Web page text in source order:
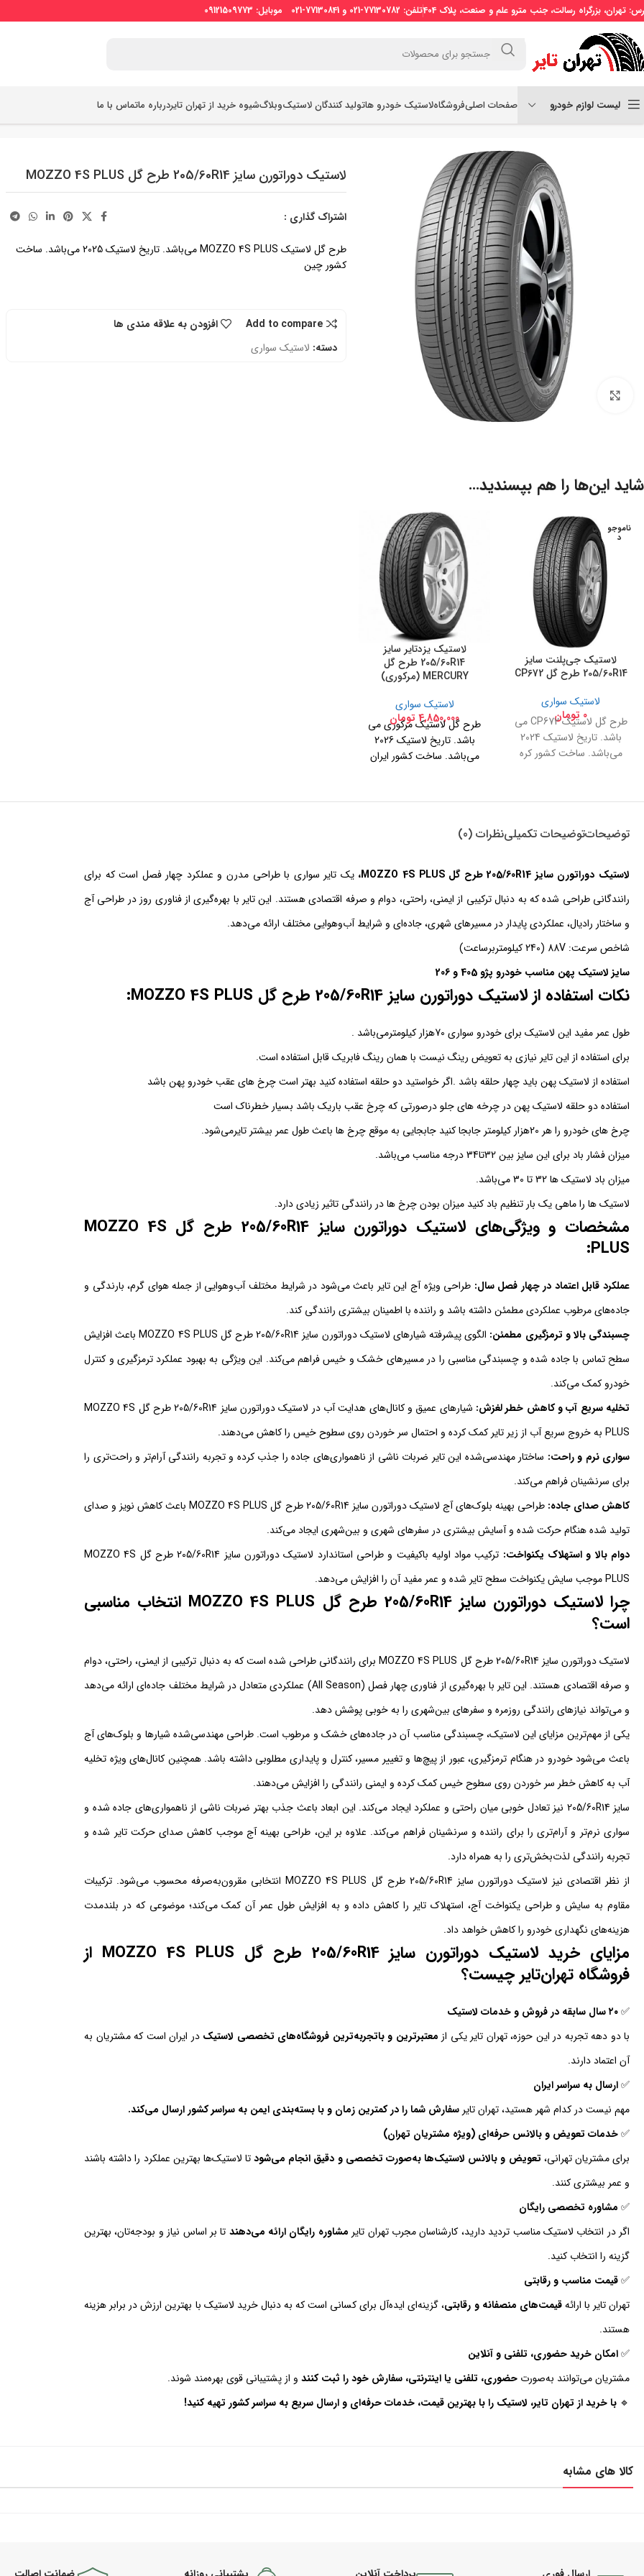
تهران، بزرگراه رسالت، جنب مترو علم و صنعت، پلاک 404 تلفن: 77130782-021 و 77130841-021 موبایل: 09121509773
لیست لوازم خودرو صفحات اصلیفروشگاهلاستیک خودرو هاتولید کنندگان لاستیکوبلاگشیوه خرید از تهران تایردرباره ماتماس با ما
خانه لاستیک سواری لاستیک دوراتورن سایز 205/60R14 طرح گل MOZZO 4S PLUS
برای بزرگنمایی کلیک کنید
لاستیک دوراتورن سایز 205/60R14 طرح گل MOZZO 4S PLUS
اشتراک گذاری :
طرح گل لاستیک MOZZO 4S PLUS می‌باشد. تاریخ لاستیک 2025 می‌باشد. ساخت
کشور چین
Add to compare
افزودن به علاقه مندی ها
دسته: لاستیک سواری
شاید این‌ها را هم بپسندید…
ناموجو
د
لاستیک جی‌پلنت سایز
205/60R14 طرح گل CP672
لاستیک سواری
0 تومان
طرح گل لاستیک CP672 می
باشد. تاریخ لاستیک 2024
می‌باشد. ساخت کشور کره
لاستیک یزدتایر سایز
205/60R14 طرح گل
MERCURY (مرکوری)
لاستیک سواری
4,850,000 تومان
طرح گل لاستیک مرکوری می
باشد. تاریخ لاستیک 2026
می‌باشد. ساخت کشور ایران
توضیحاتتوضیحات تکمیلینظرات (0)
لاستیک دوراتورن سایز 205/60R14 طرح گل MOZZO 4S PLUS،
یک تایر سواری با طراحی مدرن و عملکرد چهار فصل است که برای
رانندگانی طراحی شده که به دنبال ترکیبی از ایمنی، راحتی، دوام و صرفه اقتصادی هستند. این تایر با بهره‌گیری از فناوری روز در طراحی آج
و ساختار رادیال، عملکردی پایدار در مسیرهای شهری، جاده‌ای و شرایط آب‌وهوایی مختلف ارائه می‌دهد.
شاخص سرعت: 88V (240 کیلومتربرساعت)
سایز لاستیک پهن مناسب خودرو پژو 405 و 206
نکات استفاده از لاستیک دوراتورن سایز 205/60R14 طرح گل MOZZO 4S PLUS :
طول عمر مفید این لاستیک برای خودرو سواری 70هزار کیلومترمی‌باشد .
برای استفاده از این تایر نیازی به تعویض رینگ نیست با همان رینگ فابریک قابل استفاده است.
استفاده از لاستیک پهن باید چهار حلقه باشد .اگر خواستید دو حلقه استفاده کنید بهتر است چرخ های عقب خودرو پهن باشد
استفاده دو حلقه لاستیک پهن در چرخه های جلو درصورتی که چرخ عقب باریک باشد بسیار خطرناک است
چرخ های خودرو را هر 20هزار کیلومتر جابجا کنید جابجایی به موقع چرخ ها باعث طول عمر بیشتر تایرمی‌شود.
میزان فشار باد برای این سایز بین 32تا34 درجه مناسب می‌باشد.
میزان باد لاستیک ها 32 تا 30 می‌باشد.
لاستیک ها را ماهی یک بار تنظیم باد کنید میزان بودن چرخ ها در رانندگی تاثیر زیادی دارد.
مشخصات و ویژگی‌های لاستیک دوراتورن سایز 205/60R14 طرح گل MOZZO 4S
PLUS:
عملکرد قابل اعتماد در چهار فصل سال: طراحی ویژه آج این تایر باعث می‌شود در شرایط مختلف آب‌وهوایی از جمله هوای گرم، بارندگی و
جاده‌های مرطوب عملکردی مطمئن داشته باشد و راننده با اطمینان بیشتری رانندگی کند.
چسبندگی بالا و ترمزگیری مطمئن:
الگوی پیشرفته شیارهای لاستیک دوراتورن سایز 205/60R14 طرح گل MOZZO 4S PLUS باعث افزایش
سطح تماس با جاده شده و چسبندگی مناسبی را در مسیرهای خشک و خیس فراهم می‌کند. این ویژگی به بهبود عملکرد ترمزگیری و کنترل
خودرو کمک می‌کند.
تخلیه سریع آب و کاهش خطر لغزش:
شیارهای عمیق و کانال‌های هدایت آب در لاستیک دوراتورن سایز 205/60R14 طرح گل MOZZO 4S
PLUS به خروج سریع آب از زیر تایر کمک کرده و احتمال سر خوردن روی سطوح خیس را کاهش می‌دهند.
سواری نرم و راحت: ساختار مهندسی‌شده این تایر ضربات ناشی از ناهمواری‌های جاده را جذب کرده و تجربه رانندگی آرام‌تر و راحت‌تری را
برای سرنشینان فراهم می‌کند.
کاهش صدای جاده:
طراحی بهینه بلوک‌های آج لاستیک دوراتورن سایز 205/60R14 طرح گل MOZZO 4S PLUS باعث کاهش نویز و صدای
تولید شده هنگام حرکت شده و آسایش بیشتری در سفرهای شهری و بین‌شهری ایجاد می‌کند.
دوام بالا و استهلاک یکنواخت:
ترکیب مواد اولیه باکیفیت و طراحی استاندارد لاستیک دوراتورن سایز 205/60R14 طرح گل MOZZO 4S
PLUS موجب سایش یکنواخت سطح تایر شده و عمر مفید آن را افزایش می‌دهد.
چرا لاستیک دوراتورن سایز 205/60R14 طرح گل MOZZO 4S PLUS انتخاب مناسبی
است؟
لاستیک دوراتورن سایز 205/60R14 طرح گل MOZZO 4S PLUS برای رانندگانی طراحی شده است که به دنبال ترکیبی از ایمنی، راحتی، دوام
و صرفه اقتصادی هستند. این تایر با بهره‌گیری از فناوری چهار فصل (All Season) عملکردی متعادل در شرایط مختلف جاده‌ای ارائه می‌دهد
و می‌تواند نیازهای رانندگی روزمره و سفرهای بین‌شهری را به خوبی پوشش دهد.
یکی از مهم‌ترین مزایای این لاستیک، چسبندگی مناسب آن در جاده‌های خشک و مرطوب است. طراحی مهندسی‌شده شیارها و بلوک‌های آج
باعث می‌شود خودرو در هنگام ترمزگیری، عبور از پیچ‌ها و تغییر مسیر، کنترل و پایداری مطلوبی داشته باشد. همچنین کانال‌های ویژه تخلیه
آب به کاهش خطر سر خوردن روی سطوح خیس کمک کرده و ایمنی رانندگی را افزایش می‌دهند.
سایز 205/60R14 نیز تعادل خوبی میان راحتی و عملکرد ایجاد می‌کند. این ابعاد باعث جذب بهتر ضربات ناشی از ناهمواری‌های جاده شده و
سواری نرم‌تر و آرام‌تری را برای راننده و سرنشینان فراهم می‌کند. علاوه بر این، طراحی بهینه آج موجب کاهش صدای حرکت تایر شده و
تجربه رانندگی لذت‌بخش‌تری را به همراه دارد.
از نظر اقتصادی نیز لاستیک دوراتورن سایز 205/60R14 طرح گل MOZZO 4S PLUS انتخابی مقرون‌به‌صرفه محسوب می‌شود. ترکیبات
مقاوم به سایش و طراحی یکنواخت آج، استهلاک تایر را کاهش داده و به افزایش طول عمر آن کمک می‌کند؛ موضوعی که در بلندمدت
هزینه‌های نگهداری خودرو را کاهش خواهد داد.
مزایای خرید لاستیک دوراتورن سایز 205/60R14 طرح گل MOZZO 4S PLUS از
فروشگاه تهران‌تایر چیست؟
✅۲۰ سال سابقه در فروش و خدمات لاستیک
با دو دهه تجربه در این حوزه، تهران تایر یکی از معتبرترین و باتجربه‌ترین فروشگاه‌های تخصصی لاستیک در ایران است که مشتریان به
آن اعتماد دارند.
✅ارسال به سراسر ایران
مهم نیست در کدام شهر هستید، تهران تایر سفارش شما را در کمترین زمان و با بسته‌بندی ایمن به سراسر کشور ارسال می‌کند.
✅خدمات تعویض و بالانس حرفه‌ای (ویژه مشتریان تهران)
برای مشتریان تهرانی، تعویض و بالانس لاستیک‌ها به‌صورت تخصصی و دقیق انجام می‌شودتا لاستیک‌ها بهترین عملکرد را داشته باشند
و عمر بیشتری کنند.
✅ مشاوره تخصصی رایگان
اگر در انتخاب لاستیک مناسب تردید دارید، کارشناسان مجرب تهران تایر مشاوره رایگان ارائه می‌دهند تا بر اساس نیاز و بودجه‌تان، بهترین
گزینه را انتخاب کنید.
✅قیمت مناسب و رقابتی
تهران تایر با ارائهقیمت‌های منصفانه و رقابتی، گزینه‌ای ایده‌آل برای کسانی است که به دنبال خرید لاستیک با بهترین ارزش در برابر هزینه
هستند.
✅امکان خرید حضوری، تلفنی و آنلاین
مشتریان می‌توانند به‌صورت حضوری، تلفنی یا اینترنتی، سفارش خود را ثبت کنند و از پشتیبانی قوی بهره‌مند شوند.
🔹 با خرید از تهران تایر، لاستیک را با بهترین قیمت، خدمات حرفه‌ای و ارسال سریع به سراسر کشور تهیه کنید!
کالا های مشابه